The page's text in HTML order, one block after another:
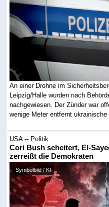
An einer Drohne im
Leipzig/Halle wurden nach
nachgewiesen. Der Zünder war
wenige Meter entfernt
USA -- Politik
Cori Bush scheitert, El-
zerreißt die Demokraten
Symbolbild / KI